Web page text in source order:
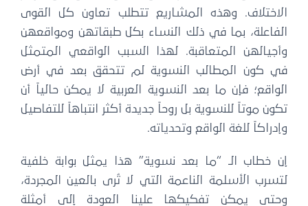
الاختلاف. وهذه المشاريع تتطلب تعاون كل القوى
الفاعلة، بما في ذلك النساء بكل طبقاتهن ومواقعهن
وأجيالهن المتعاقبة. لهذا السبب الواقعي المتمثل
في كون المطالب النسوية لم تتحقق بعد في أرض
الواقع؛ فإن ما بعد النسوية العربية لا يمكن حالياً أن
تكون موتاً للنسوية بل روحاً جديدة أكثر انتباهاً للتفاصيل
وإدراكاً للغة الواقع وتحدياته.
إن خطاب الـ “ما بعد نسوية” هذا يمثل بوابة خلفية
لتسرب الأسلمة الناعمة التي لا تُرى بالعين المجردة،
وحتى يمكن تفكيكها علينا العودة إلى أمثلة